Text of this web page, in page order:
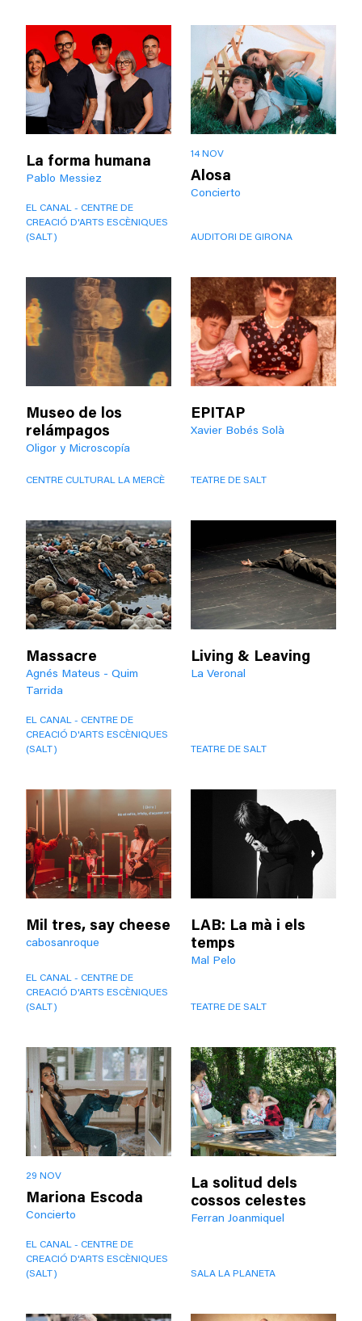
La forma humana
Pablo Messiez
EL CANAL - CENTRE DE
CREACIÓ D'ARTS ESCÈNIQUES
(SALT)
14 NOV
Alosa
Concierto
AUDITORI DE GIRONA
Museo de los
relámpagos
Oligor y Microscopía
CENTRE CULTURAL LA MERCÈ
EPITAP
Xavier Bobés Solà
TEATRE DE SALT
Massacre
Agnés Mateus - Quim
Tarrida
EL CANAL - CENTRE DE
CREACIÓ D'ARTS ESCÈNIQUES
(SALT)
Living & Leaving
La Veronal
TEATRE DE SALT
Mil tres, say cheese
cabosanroque
EL CANAL - CENTRE DE
CREACIÓ D'ARTS ESCÈNIQUES
(SALT)
LAB: La mà i els
temps
Mal Pelo
TEATRE DE SALT
29 NOV
Mariona Escoda
Concierto
EL CANAL - CENTRE DE
CREACIÓ D'ARTS ESCÈNIQUES
(SALT)
La solitud dels
cossos celestes
Ferran Joanmiquel
SALA LA PLANETA